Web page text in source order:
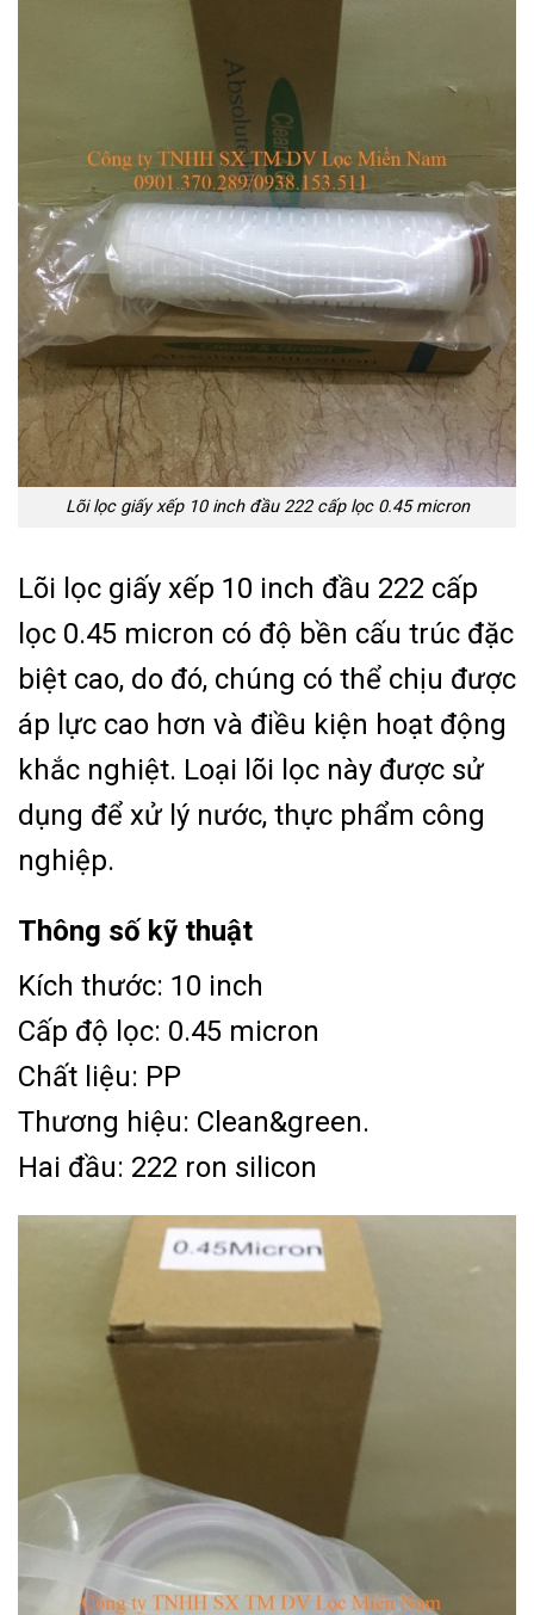
Lõi lọc giấy xếp 10 inch đầu 222 cấp lọc 0.45 micron
Lõi lọc giấy xếp 10 inch đầu 222 cấp
lọc 0.45 micron có độ bền cấu trúc đặc
biệt cao, do đó, chúng có thể chịu được
áp lực cao hơn và điều kiện hoạt động
khắc nghiệt. Loại lõi lọc này được sử
dụng để xử lý nước, thực phẩm công
nghiệp.
Thông số kỹ thuật
Kích thước: 10 inch
Cấp độ lọc: 0.45 micron
Chất liệu: PP
Thương hiệu: Clean&green.
Hai đầu: 222 ron silicon